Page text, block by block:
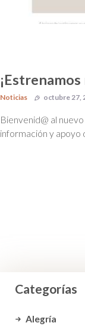
Noticias octubre 27,
Bienvenid@ al
información y apoyo
Categorías
Alegría